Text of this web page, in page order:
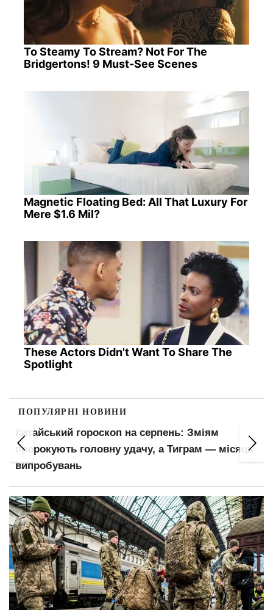
To Steamy To Stream? Not For The
Bridgertons! 9 Must-See Scenes
Magnetic Floating Bed: All That Luxury For
Mere $1.6 Mil?
These Actors Didn't Want To Share The
Spotlight
ПОПУЛЯРНІ НОВИНИ
Китайський гороскоп на серпень: Зміям
пророкують головну удачу, а Тиграм — місяць
випробувань